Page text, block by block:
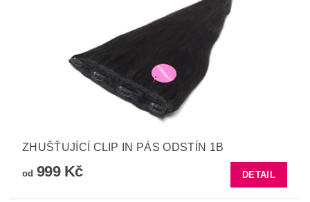
ZHUŠŤUJÍCÍ CLIP IN PÁS ODSTÍN 1B
od 999 Kč DETAIL